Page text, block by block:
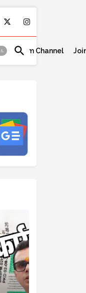
Telegram Channel